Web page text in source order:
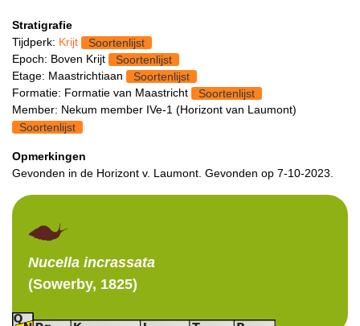
Stratigrafie
Tijdperk: Krijt
Soortenlijst
Epoch: Boven Krijt
Soortenlijst
Etage: Maastrichtiaan
Soortenlijst
Formatie: Formatie van Maastricht
Soortenlijst
Member: Nekum member IVe-1 (Horizont van Laumont)
Soortenlijst
Opmerkingen
Gevonden in de Horizont v. Laumont. Gevonden op 7-10-2023.
Nucella incrassata
(Sowerby, 1825)